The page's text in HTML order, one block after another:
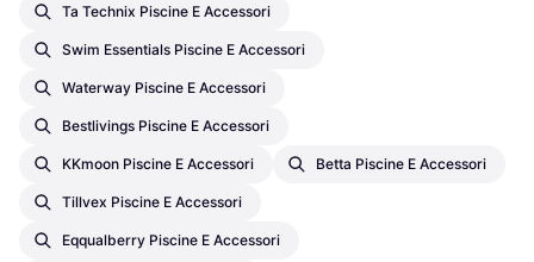
Ta Technix Piscine E Accessori
Swim Essentials Piscine E Accessori
Waterway Piscine E Accessori
Bestlivings Piscine E Accessori
KKmoon Piscine E Accessori Betta Piscine E Accessori
Tillvex Piscine E Accessori
Eqqualberry Piscine E Accessori